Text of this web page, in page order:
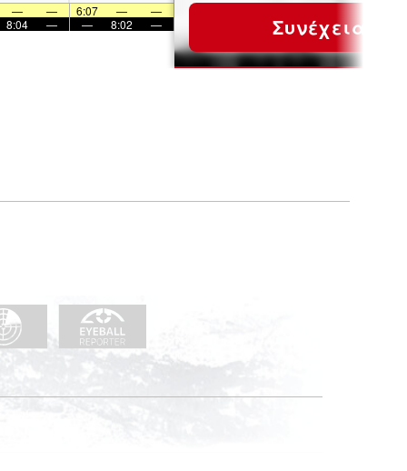
— — 6:07 —
—
8:04 — — 8:02 — Συνέχεια